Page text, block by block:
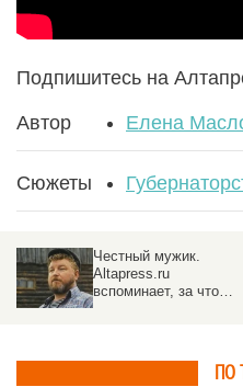
Подпишитесь на
Автор Елена
Сюжеты
Честный мужик.
Altapress.ru
вспоминает, за что
оплакивал его гибель
ПО